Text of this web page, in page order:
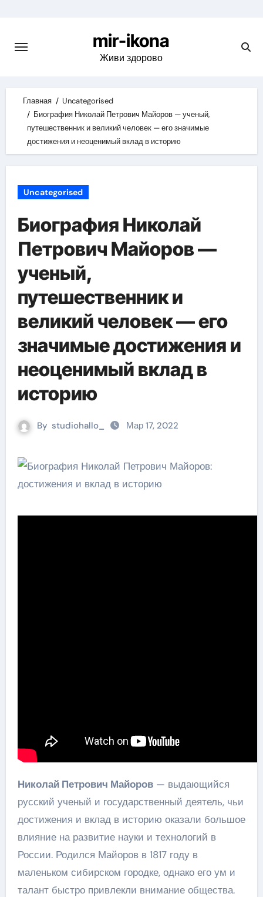
content
mir-ikona
Живи здорово
Главная
Uncategorised
Биография Николай Петрович Майоров — ученый,
путешественник и великий человек — его значимые
достижения и неоценимый вклад в историю
Uncategorised
Биография Николай
Петрович Майоров —
ученый,
путешественник и
великий человек — его
значимые достижения и
неоценимый вклад в
историю
By studiohallo_ Мар 17, 2022
Николай Петрович Майоров— выдающийся
русский ученый и государственный деятель, чьи
достижения и вклад в историю оказали большое
влияние на развитие науки и технологий в
России. Родился Майоров в 1817 году в
маленьком сибирском городке, однако его ум и
талант быстро привлекли внимание общества.